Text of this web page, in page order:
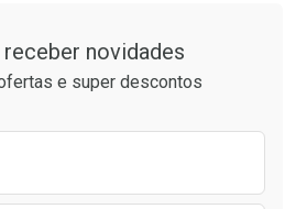
Por R$ 37,25/cada
novidades
e super descontos